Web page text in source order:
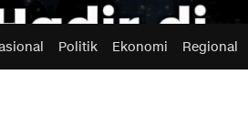
Politik Ekonomi Regional